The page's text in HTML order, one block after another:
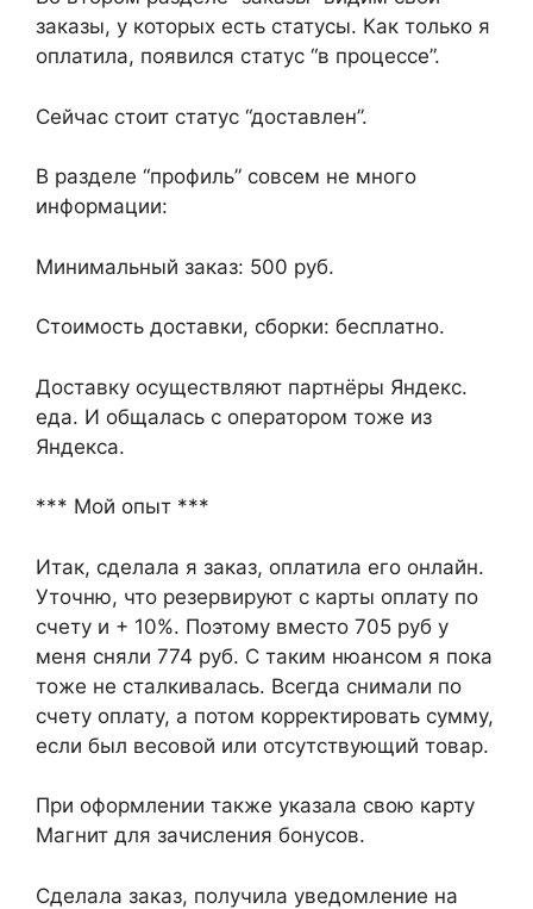
заказы, у которых есть статусы. Как только я
оплатила, появился статус “в процессе”.
Сейчас стоит статус “доставлен”.
В разделе “профиль” совсем не много
информации:
Минимальный заказ: 500 руб.
Стоимость доставки, сборки: бесплатно.
Доставку осуществляют партнёры Яндекс.
еда. И общалась с оператором тоже из
Яндекса.
*** Мой опыт ***
Итак, сделала я заказ, оплатила его онлайн.
Уточню, что резервируют с карты оплату по
счету и + 10%. Поэтому вместо 705 руб у
меня сняли 774 руб. С таким нюансом я пока
тоже не сталкивалась. Всегда снимали по
счету оплату, а потом корректировать сумму,
если был весовой или отсутствующий товар.
При оформлении также указала свою карту
Магнит для зачисления бонусов.
Сделала заказ, получила уведомление на